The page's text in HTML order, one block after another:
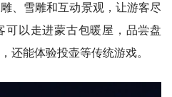
、雪雕和互动景观，让游客尽
可以走进蒙古包暖屋，品尝盘
还能体验投壶等传统游戏。